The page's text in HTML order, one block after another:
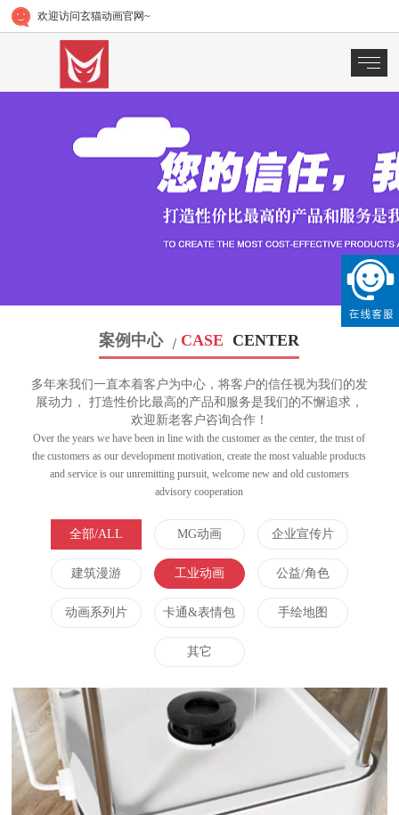
欢迎访问玄猫动画官网~
案例中心 CASE CENTER
多年来我们一直本着客户为中心，将客户的信任视为我们的发
展动力， 打造性价比最高的产品和服务是我们的不懈追求，
欢迎新老客户咨询合作！
Over the years we have been in line with the customer as the center, the trust of
the customers as our development motivation, create the most valuable products
and service is our unremitting pursuit, welcome new and old customers
advisory cooperation
全部/ALL MG动画 企业宣传片
建筑漫游 工业动画 公益/角色
动画系列片 卡通&表情包 手绘地图
其它